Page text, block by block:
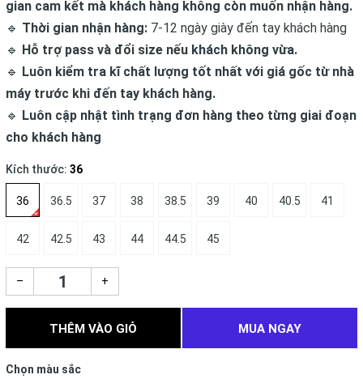
gian cam kết mà khách hàng không còn muốn nhận hàng.
🔹 Thời gian nhận hàng: 7-12 ngày giày đến tay khách hàng
🔹 Hỗ trợ pass và đổi size nếu khách không vừa.
🔹 Luôn kiểm tra kĩ chất lượng tốt nhất với giá gốc từ nhà
máy trước khi đến tay khách hàng.
🔹 Luôn cập nhật tình trạng đơn hàng theo từng giai đoạn
cho khách hàng
Kích thước: 36
36 36.5 37 38 38.5 39 40 40.5 41
42 42.5 43 44 44.5 45
– +
THÊM VÀO GIỎ MUA NGAY
Chọn màu sắc